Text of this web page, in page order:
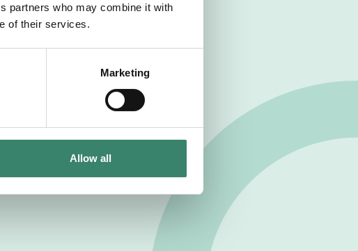
partners who may combine it with
of their services.
Marketing
Allow all